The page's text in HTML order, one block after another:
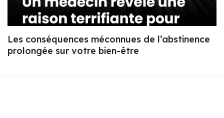
Les conséquences méconnues de l’abstinence
prolongée sur votre bien-être